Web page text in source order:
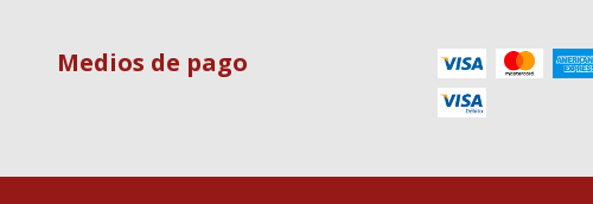
Medios de pago